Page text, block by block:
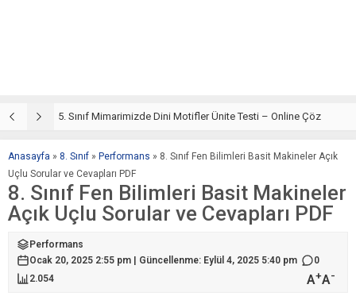
5. Sınıf Mimarimizde Dini Motifler Ünite Testi – Online Çöz
Anasayfa » 8. Sınıf » Performans » 8. Sınıf Fen Bilimleri Basit Makineler Açık
Uçlu Sorular ve Cevapları PDF
8. Sınıf Fen Bilimleri Basit Makineler
Açık Uçlu Sorular ve Cevapları PDF
Performans
Ocak 20, 2025 2:55 pm | Güncellenme: Eylül 4, 2025 5:40 pm
0
2.054
A+A-